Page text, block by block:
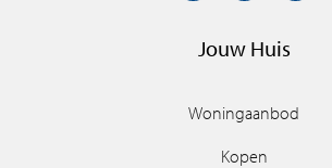
Jouw Huis
Woningaanbod
Kopen